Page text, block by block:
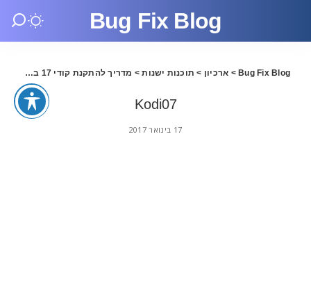
Bug Fix Blog
Bug Fix Blog
> ארכיון > תוכנות ישנות> מדריך להתקנת קודי 17 בעברית
Kodi07
17 בינואר 2017